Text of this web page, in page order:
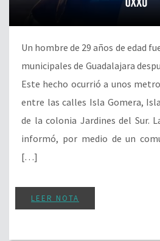
Un hombre de 29 años de edad
municipales de Guadalajara
Este hecho ocurrió a unos
entre las calles Isla Gomera,
de la colonia Jardines del Sur.
informó, por medio de un
[…]
LEER NOTA